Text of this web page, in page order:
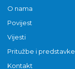
O nama
Povijest
Vijesti
Pritužbe i predstavke
Kontakt